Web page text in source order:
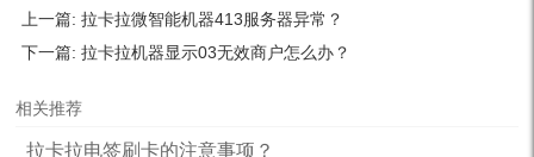
上一篇: 拉卡拉微智能机器413服务器异常？
下一篇: 拉卡拉机器显示03无效商户怎么办？
相关推荐
拉卡拉电签刷卡的注意事项？